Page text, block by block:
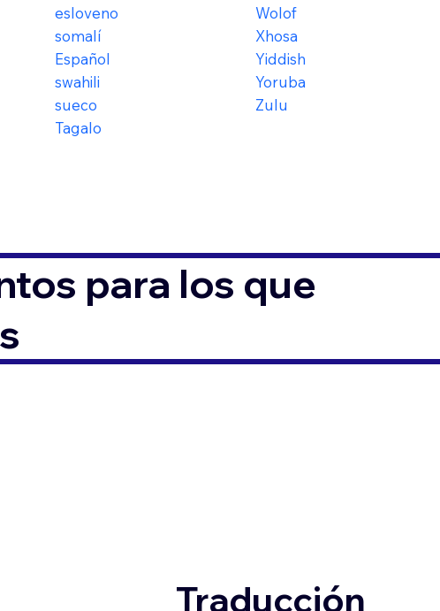
esloveno
somalí
Español
swahili
sueco
Tagalo
Wolof
Xhosa
Yiddish
Yoruba
Zulu
para los que
Traducción